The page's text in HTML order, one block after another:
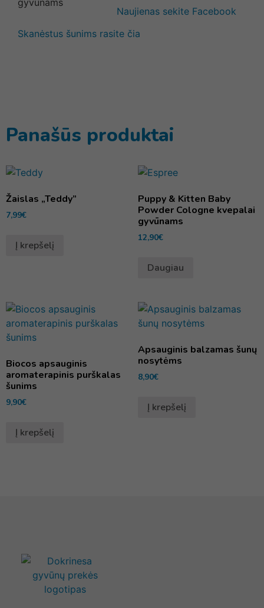
Naujienas sekite Facebook
Skanėstus šunims rasite čia
Panašūs produktai
Žaislas „Teddy”
7,99€
Į krepšelį
Puppy & Kitten Baby
Powder Cologne kvepalai
gyvūnams
12,90€
Daugiau
Biocos apsauginis
aromaterapinis purškalas
šunims
9,90€
Į krepšelį
Apsauginis balzamas šunų
nosytėms
8,90€
Į krepšelį